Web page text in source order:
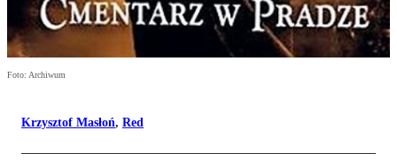
Foto: Archiwum
Krzysztof Masłoń, Red